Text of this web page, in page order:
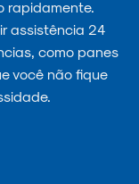
rapidamente.
assistência 24
como panes
você não fique